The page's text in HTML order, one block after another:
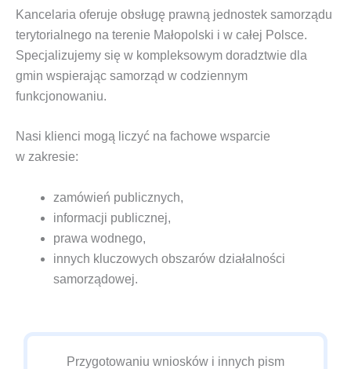
Kancelaria oferuje obsługę prawną jednostek samorządu
terytorialnego na terenie Małopolski i w całej Polsce.
Specjalizujemy się w kompleksowym doradztwie dla
gmin wspierając samorząd w codziennym
funkcjonowaniu.
Nasi klienci mogą liczyć na fachowe wsparcie
w zakresie:
zamówień publicznych,
informacji publicznej,
prawa wodnego,
innych kluczowych obszarów działalności
samorządowej.
Przygotowaniu wniosków i innych pism